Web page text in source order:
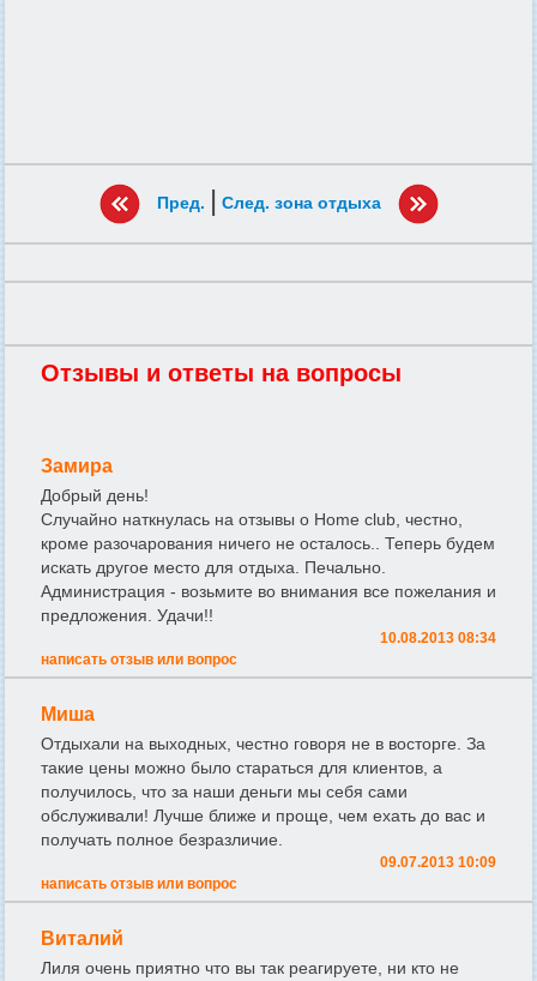
Пред. | След. зона отдыха
Отзывы и ответы на вопросы
Замира
Добрый день!
Случайно наткнулась на отзывы о Home club, честно,
кроме разочарования ничего не осталось.. Теперь будем
искать другое место для отдыха. Печально.
Администрация - возьмите во внимания все пожелания и
предложения. Удачи!!
10.08.2013 08:34
написать отзыв или вопрос
Миша
Отдыхали на выходных, честно говоря не в восторге. За
такие цены можно было стараться для клиентов, а
получилось, что за наши деньги мы себя сами
обслуживали! Лучше ближе и проще, чем ехать до вас и
получать полное безразличие.
09.07.2013 10:09
написать отзыв или вопрос
Виталий
Лиля очень приятно что вы так реагируете, ни кто не